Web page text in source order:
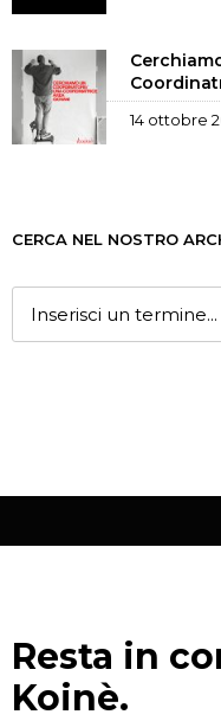
14 ottobre
CERCA NEL NOSTRO
Resta in
Koinè.